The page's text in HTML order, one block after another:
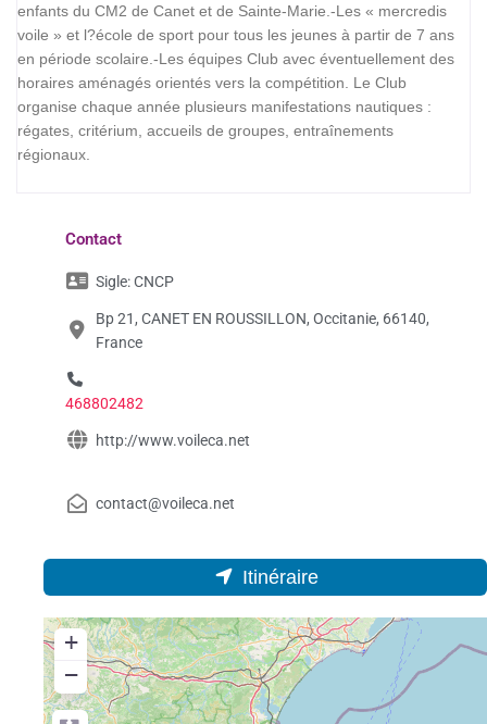
enfants du CM2 de Canet et de Sainte-Marie.-Les « mercredis
voile » et l?école de sport pour tous les jeunes à partir de 7 ans
en période scolaire.-Les équipes Club avec éventuellement des
horaires aménagés orientés vers la compétition. Le Club
organise chaque année plusieurs manifestations nautiques :
régates, critérium, accueils de groupes, entraînements
régionaux.
Contact
Sigle:CNCP
Bp 21, CANET EN ROUSSILLON, Occitanie, 66140,
France
468802482
http://www.voileca.net
contact@voileca.net
Itinéraire
+
−